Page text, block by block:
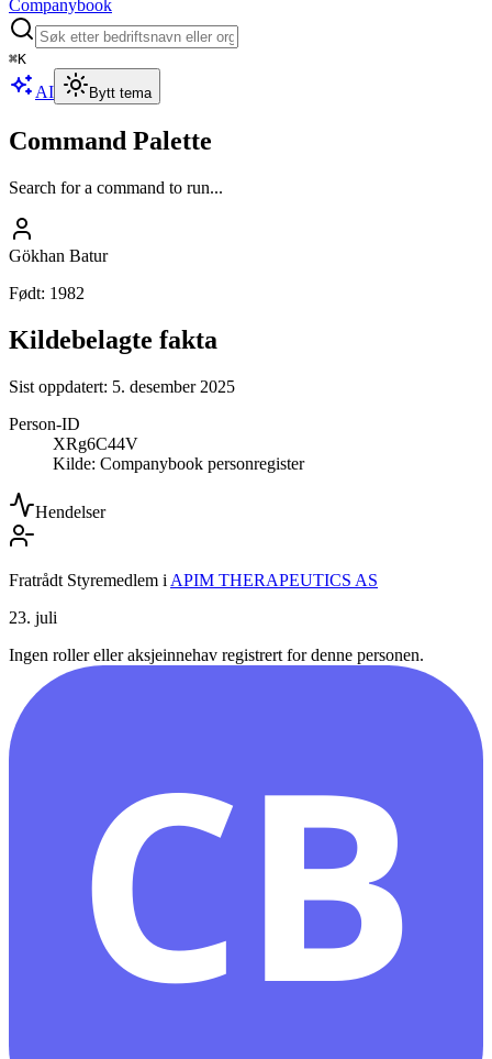
Companybook
⌘K
AI Bytt tema
Command Palette
Search for a command to run...
Gökhan Batur
Født: 1982
Kildebelagte fakta
Sist oppdatert: 5. desember 2025
Person-ID
XRg6C44V
Kilde: Companybook personregister
Hendelser
Fratrådt Styremedlem i APIM THERAPEUTICS AS
23. juli
Ingen roller eller aksjeinnehav registrert for denne personen.
CB